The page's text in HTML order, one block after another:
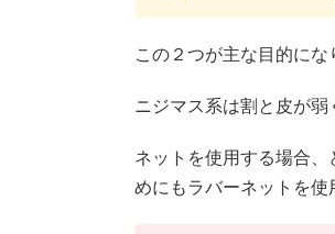
この２つが主な目的にな
ニジマス系は割と皮が弱
ネットを使用する場合
めにもラバーネットを使